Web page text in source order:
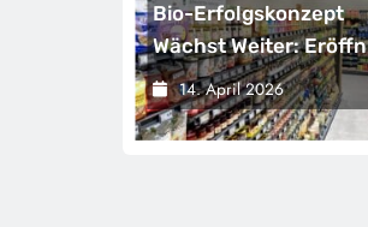
Bio-Erfolgskonzept
Wächst Weiter:
Der 200.
Bei EDEKA
14. April 2026